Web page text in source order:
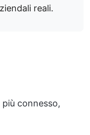
reali.
connesso,